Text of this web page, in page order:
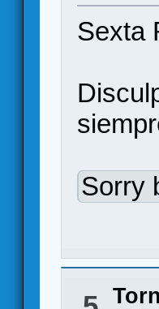
Sexta
Sorry